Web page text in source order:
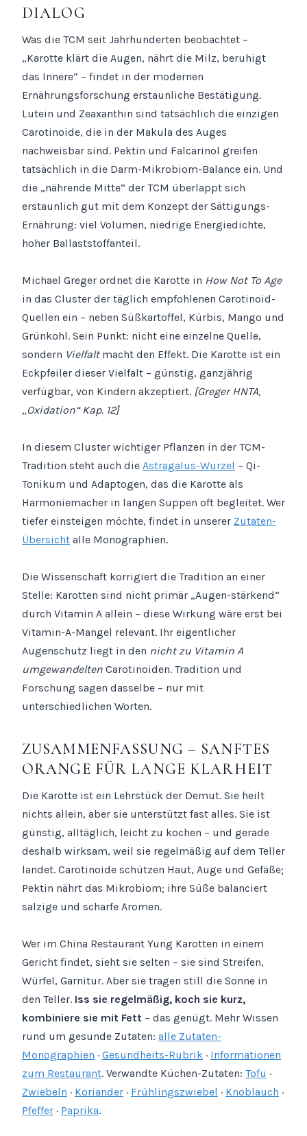
DIALOG
Was die TCM seit Jahrhunderten beobachtet –
„Karotte klärt die Augen, nährt die Milz, beruhigt
das Innere“ – findet in der modernen
Ernährungsforschung erstaunliche Bestätigung.
Lutein und Zeaxanthin sind tatsächlich die einzigen
Carotinoide, die in der Makula des Auges
nachweisbar sind. Pektin und Falcarinol greifen
tatsächlich in die Darm-Mikrobiom-Balance ein. Und
die „nährende Mitte“ der TCM überlappt sich
erstaunlich gut mit dem Konzept der Sättigungs-
Ernährung: viel Volumen, niedrige Energiedichte,
hoher Ballaststoffanteil.
Michael Greger ordnet die Karotte in How Not To Age
in das Cluster der täglich empfohlenen Carotinoid-
Quellen ein – neben Süßkartoffel, Kürbis, Mango und
Grünkohl. Sein Punkt: nicht eine einzelne Quelle,
sondern Vielfaltmacht den Effekt. Die Karotte ist ein
Eckpfeiler dieser Vielfalt – günstig, ganzjährig
verfügbar, von Kindern akzeptiert. [Greger HNTA,
„Oxidation“ Kap. 12]
In diesem Cluster wichtiger Pflanzen in der TCM-
Tradition steht auch die Astragalus-Wurzel – Qi-
Tonikum und Adaptogen, das die Karotte als
Harmoniemacher in langen Suppen oft begleitet. Wer
tiefer einsteigen möchte, findet in unserer Zutaten-
Übersicht alle Monographien.
Die Wissenschaft korrigiert die Tradition an einer
Stelle: Karotten sind nicht primär „Augen-stärkend“
durch Vitamin A allein – diese Wirkung wäre erst bei
Vitamin-A-Mangel relevant. Ihr eigentlicher
Augenschutz liegt in den nicht zu Vitamin A
umgewandelten Carotinoiden. Tradition und
Forschung sagen dasselbe – nur mit
unterschiedlichen Worten.
ZUSAMMENFASSUNG – SANFTES
ORANGE FÜR LANGE KLARHEIT
Die Karotte ist ein Lehrstück der Demut. Sie heilt
nichts allein, aber sie unterstützt fast alles. Sie ist
günstig, alltäglich, leicht zu kochen – und gerade
deshalb wirksam, weil sie regelmäßig auf dem Teller
landet. Carotinoide schützen Haut, Auge und Gefäße;
Pektin nährt das Mikrobiom; ihre Süße balanciert
salzige und scharfe Aromen.
Wer im China Restaurant Yung Karotten in einem
Gericht findet, sieht sie selten – sie sind Streifen,
Würfel, Garnitur. Aber sie tragen still die Sonne in
den Teller. Iss sie regelmäßig, koch sie kurz,
kombiniere sie mit Fett – das genügt. Mehr Wissen
rund um gesunde Zutaten: alle Zutaten-
Monographien · Gesundheits-Rubrik · Informationen
zum Restaurant. Verwandte Küchen-Zutaten: Tofu ·
Zwiebeln · Koriander · Frühlingszwiebel · Knoblauch ·
Pfeffer · Paprika.